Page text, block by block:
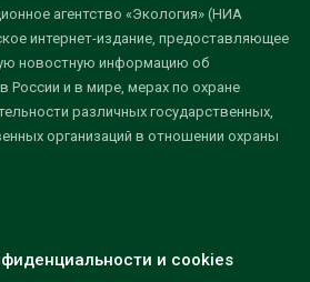
агентство «Экология» (НИА
интернет-издание, предоставляющее
новостную информацию об
России и в мире, мерах по охране
различных государственных,
организаций в отношении охраны
и cookies